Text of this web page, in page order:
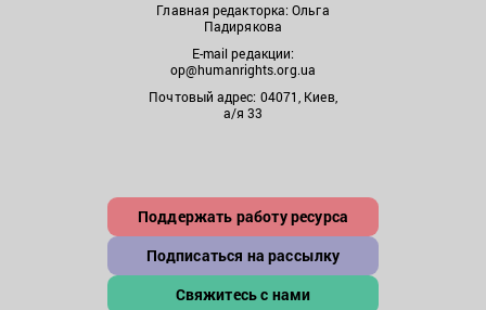
Главная редакторка: Ольга
Падирякова
E-mail редакции:
op@humanrights.org.ua
Почтовый адрес: 04071, Киев,
а/я 33
Поддержать работу ресурса
Подписаться на рассылку
Свяжитесь с нами